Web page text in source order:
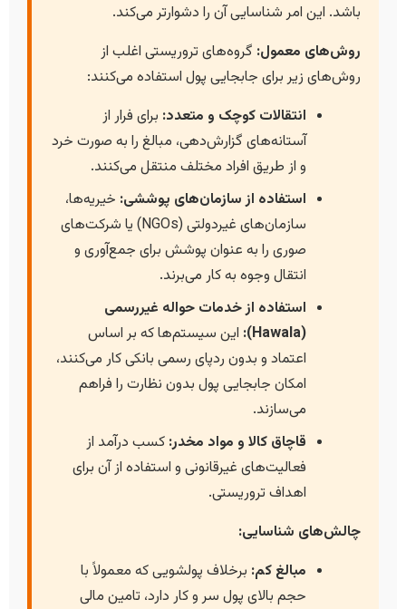
باشد. این امر شناسایی آن را دشوارتر می‌کند.
روش‌های معمول: گروه‌های تروریستی اغلب از
روش‌های زیر برای جابجایی پول استفاده می‌کنند:
انتقالات کوچک و متعدد: برای فرار از
آستانه‌های گزارش‌دهی، مبالغ را به صورت خرد
و از طریق افراد مختلف منتقل می‌کنند.
استفاده از سازمان‌های پوششی: خیریه‌ها،
سازمان‌های غیردولتی (NGOs) یا شرکت‌های
صوری را به عنوان پوشش برای جمع‌آوری و
انتقال وجوه به کار می‌برند.
استفاده از خدمات حواله غیررسمی
(Hawala):
این سیستم‌ها که بر اساس
اعتماد و بدون ردپای رسمی بانکی کار می‌کنند،
امکان جابجایی پول بدون نظارت را فراهم
می‌سازند.
قاچاق کالا و مواد مخدر: کسب درآمد از
فعالیت‌های غیرقانونی و استفاده از آن برای
اهداف تروریستی.
چالش‌های شناسایی:
مبالغ کم: برخلاف پولشویی که معمولاً با
حجم بالای پول سر و کار دارد، تامین مالی